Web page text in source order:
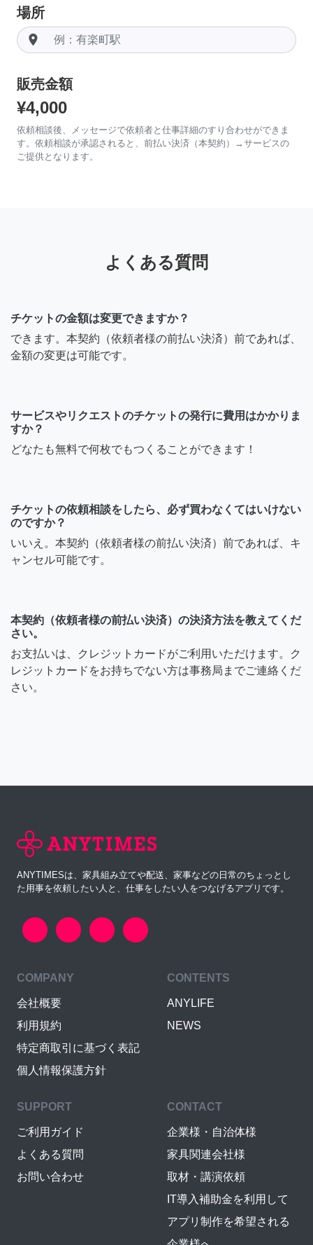
場所
room
販売金額
¥4,000
依頼相談後、メッセージで依頼者と仕事詳細のすり合わせができま
す。依頼相談が承認されると、前払い決済（本契約）→サービスの
ご提供となります。
よくある質問
チケットの金額は変更できますか？
できます。本契約（依頼者様の前払い決済）前であれば、
金額の変更は可能です。
サービスやリクエストのチケットの発行に費用はかかりま
すか？
どなたも無料で何枚でもつくることができます！
チケットの依頼相談をしたら、必ず買わなくてはいけない
のですか？
いいえ。本契約（依頼者様の前払い決済）前であれば、キ
ャンセル可能です。
本契約（依頼者様の前払い決済）の決済方法を教えてくだ
さい。
お支払いは、クレジットカードがご利用いただけます。ク
レジットカードをお持ちでない方は事務局までご連絡くだ
さい。
ANYTIMESは、家具組み立てや配送、家事などの日常のちょっとし
た用事を依頼したい人と、仕事をしたい人をつなげるアプリです。
COMPANY
会社概要
利用規約
特定商取引に基づく表記
個人情報保護方針
CONTENTS
ANYLIFE
NEWS
SUPPORT
ご利用ガイド
よくある質問
お問い合わせ
CONTACT
企業様・自治体様
家具関連会社様
取材・講演依頼
IT導入補助金を利用して
アプリ制作を希望される